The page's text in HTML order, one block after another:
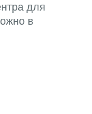
для
в